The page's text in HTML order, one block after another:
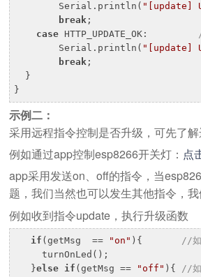
        Serial.println(
"[update]
break ;
case HTTP_UPDATE_OK:
        Serial.println(
"[update]
break ;
}
示例二：
采用远程指令控制是否升级，可先了解
例如通过app控制esp8266开关灯： 点
app采用发送on、off的指令，当
题，我们当然也可以发生其他指令，
例如收到指令update，执行升级函数
if (getMsg  == "on" ){
//如
     turnOnLed();
   }
else if (getMsg == "off" ){
//如